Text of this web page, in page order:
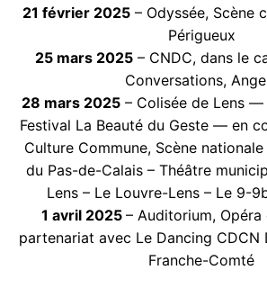
21 février 2025 – Odyssée, Scène
Périgueux
25 mars 2025 – CNDC, dans le
Conversations,
28 mars 2025 – Colisée de Lens
Festival La Beauté du Geste — en
Culture Commune, Scène
du Pas-de-Calais – Théâtre
Lens – Le Louvre-Lens – Le 9-
1 avril 2025 – Auditorium,
partenariat avec Le Dancing CDCN
Franche-Comté